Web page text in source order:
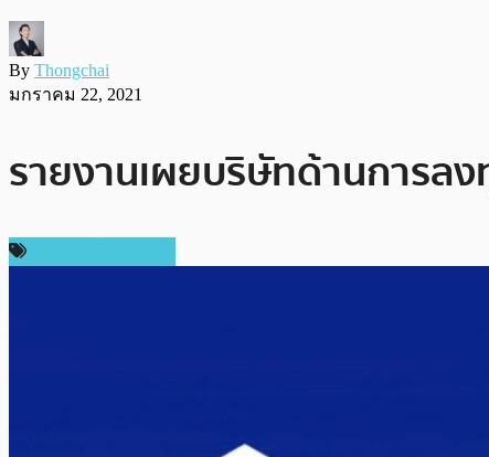
By Thongchai
มกราคม 22, 2021
รายงานเผยบริษัทด้านการลง